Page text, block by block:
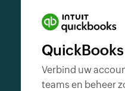
Verbind uw
teams en beheer